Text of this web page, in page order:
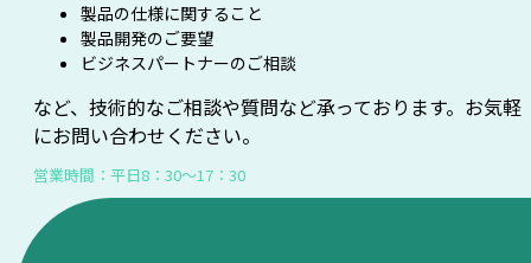
製品の仕様に関すること
製品開発のご要望
ビジネスパートナーのご相談
など、技術的なご相談や質問など承っております。お気軽
にお問い合わせください。
営業時間：平日8：30～17：30